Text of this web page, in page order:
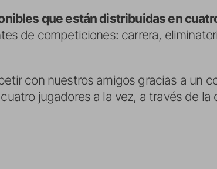
que están distribuidas en
de competiciones: carrera,
con nuestros amigos gracias a un
jugadores a la vez, a través de la